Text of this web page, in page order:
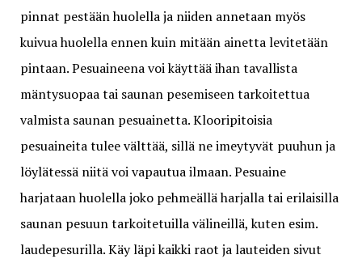
pinnat pestään huolella ja niiden annetaan myös
kuivua huolella ennen kuin mitään ainetta levitetään
pintaan. Pesuaineena voi käyttää ihan tavallista
mäntysuopaa tai saunan pesemiseen tarkoitettua
valmista saunan pesuainetta. Klooripitoisia
pesuaineita tulee välttää, sillä ne imeytyvät puuhun ja
löylätessä niitä voi vapautua ilmaan. Pesuaine
harjataan huolella joko pehmeällä harjalla tai erilaisilla
saunan pesuun tarkoitetuilla välineillä, kuten esim.
laudepesurilla. Käy läpi kaikki raot ja lauteiden sivut